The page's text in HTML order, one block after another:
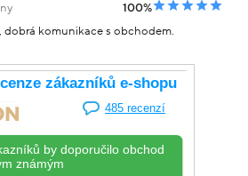
100%
dobrá komunikace s obchodem.